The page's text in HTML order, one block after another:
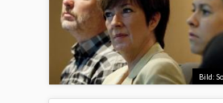
Bild: